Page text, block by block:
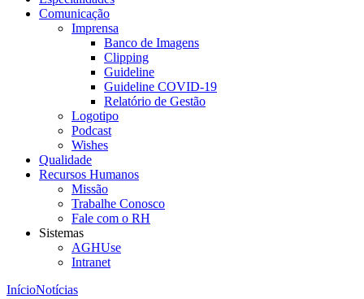
Comunicação
Imprensa
Banco de Imagens
Clipping
Guideline
Guideline COVID-19
Relatório de Gestão
Logotipo
Podcast
Wishes
Qualidade
Recursos Humanos
Missão
Trabalhe Conosco
Fale com o RH
Sistemas
AGHUse
Intranet
InícioNotícias